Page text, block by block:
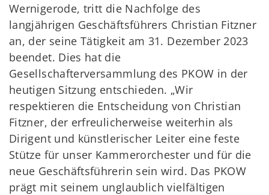
Wernigerode, tritt die Nachfolge des
langjährigen Geschäftsführers Christian Fitzner
an, der seine Tätigkeit am 31. Dezember 2023
beendet. Dies hat die
Gesellschafterversammlung des PKOW in der
heutigen Sitzung entschieden. „Wir
respektieren die Entscheidung von Christian
Fitzner, der erfreulicherweise weiterhin als
Dirigent und künstlerischer Leiter eine feste
Stütze für unser Kammerorchester und für die
neue Geschäftsführerin sein wird. Das PKOW
prägt mit seinem unglaublich vielfältigen